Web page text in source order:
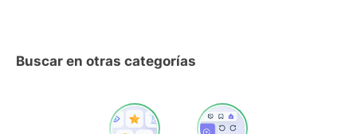
Buscar en otras categorías